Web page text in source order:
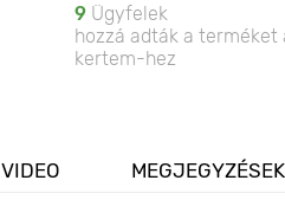
9 Ügyfelek
hozzá adták a terméket
kertem-hez
VIDEO MEGJEGYZÉSEK